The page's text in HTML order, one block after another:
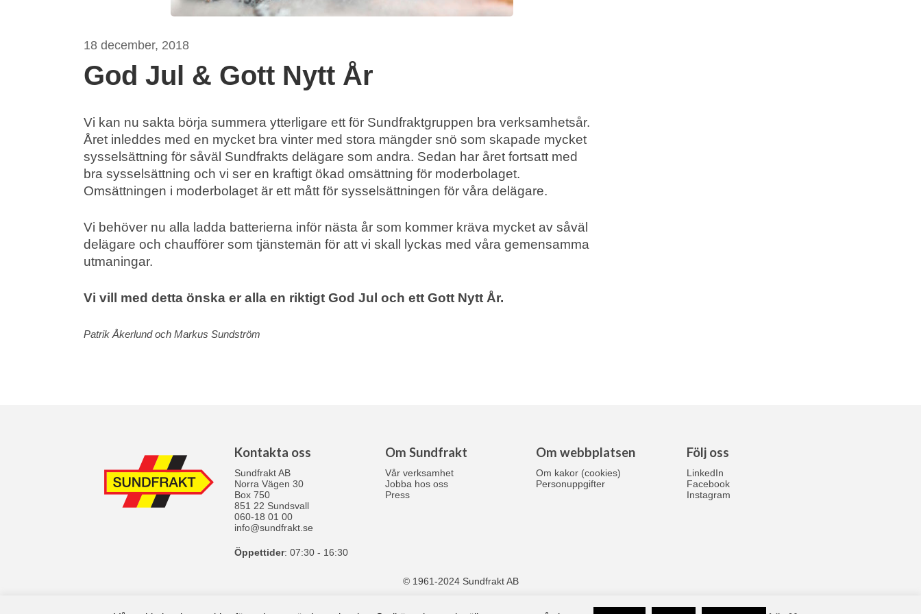
18 december, 2018
God Jul & Gott Nytt År
Vi kan nu sakta börja summera ytterligare ett för Sundfraktgruppen bra verksamhetsår.
Året inleddes med en mycket bra vinter med stora mängder snö som skapade mycket
sysselsättning för såväl Sundfrakts delägare som andra. Sedan har året fortsatt med
bra sysselsättning och vi ser en kraftigt ökad omsättning för moderbolaget.
Omsättningen i moderbolaget är ett mått för sysselsättningen för våra delägare.
Vi behöver nu alla ladda batterierna inför nästa år som kommer kräva mycket av såväl
delägare och chaufförer som tjänstemän för att vi skall lyckas med våra gemensamma
utmaningar.
Vi vill med detta önska er alla en riktigt God Jul och ett Gott Nytt År.
Patrik Åkerlund och Markus Sundström
Kontakta oss
Sundfrakt AB
Norra Vägen 30
Box 750
851 22 Sundsvall
060-18 01 00
info@sundfrakt.se
Öppettider: 07:30 - 16:30
Om Sundfrakt
Vår verksamhet
Jobba hos oss
Press
Om webbplatsen
Om kakor (cookies)
Personuppgifter
Följ oss
LinkedIn
Facebook
Instagram
© 1961-2024 Sundfrakt AB